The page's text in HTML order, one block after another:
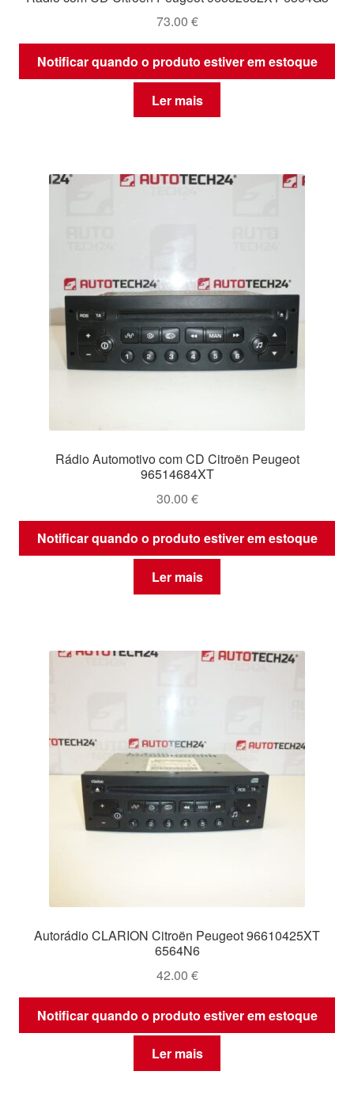
73.00 €
Notificar quando o produto estiver em estoque
Ler mais
Rádio Automotivo com CD Citroën Peugeot
96514684XT
30.00 €
Notificar quando o produto estiver em estoque
Ler mais
Autorádio CLARION Citroën Peugeot 96610425XT
6564N6
42.00 €
Notificar quando o produto estiver em estoque
Ler mais